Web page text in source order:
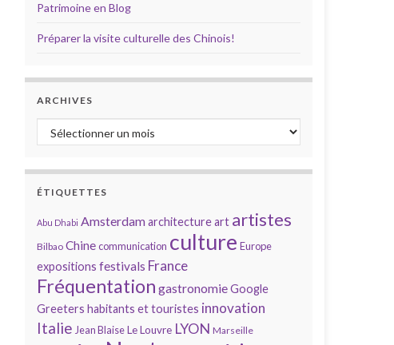
Patrimoine en Blog
Préparer la visite culturelle des Chinois!
ARCHIVES
Archives
ÉTIQUETTES
Abu Dhabi Amsterdamarchitectureart artistes
Bilbao Chinecommunication culture Europe
expositions festivals France
Fréquentation gastronomieGoogle
Greeters habitants et touristes innovation
Italie Jean BlaiseLe Louvre LYON Marseille